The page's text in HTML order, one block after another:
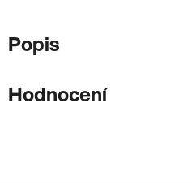
Popis
Hodnocení